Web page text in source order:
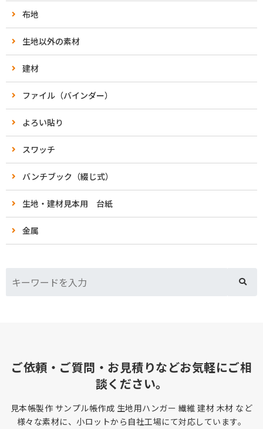
布地
生地以外の素材
建材
ファイル（バインダー）
よろい貼り
スワッチ
バンチブック（綴じ式）
生地・建材見本用 台紙
金属
ご依頼・ご質問・お見積りなどお気軽にご相
談ください。
見本帳製作 サンプル帳作成 生地用ハンガー 繊維 建材 木材 など
様々な素材に、小ロットから自社工場にて対応しています。